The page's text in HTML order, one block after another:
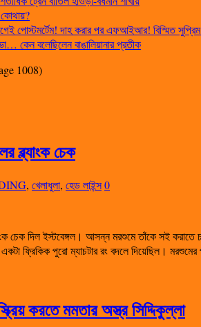
কোথায়?
পোস্টমর্টেম! দাহ করার পর এফআইআর! বিস্মিত সুপ্রিম
কেন বলেছিলেন বাঙালিয়ানার প্রতীক
1008)
ব্ল্যাংক চেক
, খেলাধুলা, হেড লাইন্স0
চেক দিল ইস্টবেঙ্গল। আসন্ন মরশুমে তাঁকে সই
একটা ফ্রিকিক পুরো ম্যাচটার রং বদলে দিয়েছিল।
করতে মমতার অস্ত্র সিদ্দিকুল্লা